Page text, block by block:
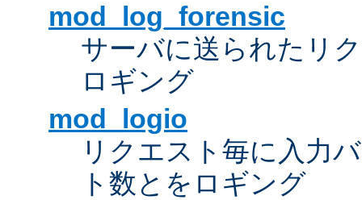
mod_log_forensic
サーバに送られたリ
ロギング
mod_logio
リクエスト毎に入力
ト数とをロギング